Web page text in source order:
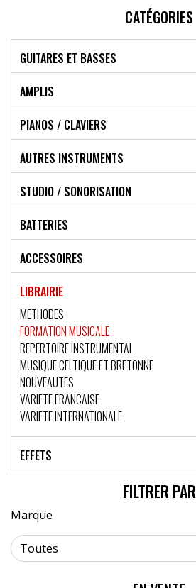
CATÉGORIES
GUITARES ET BASSES
AMPLIS
PIANOS / CLAVIERS
AUTRES INSTRUMENTS
STUDIO / SONORISATION
BATTERIES
ACCESSOIRES
LIBRAIRIE
METHODES
FORMATION MUSICALE
REPERTOIRE INSTRUMENTAL
MUSIQUE CELTIQUE ET BRETONNE
NOUVEAUTES
VARIETE FRANCAISE
VARIETE INTERNATIONALE
EFFETS
FILTRER PAR
Marque
Toutes